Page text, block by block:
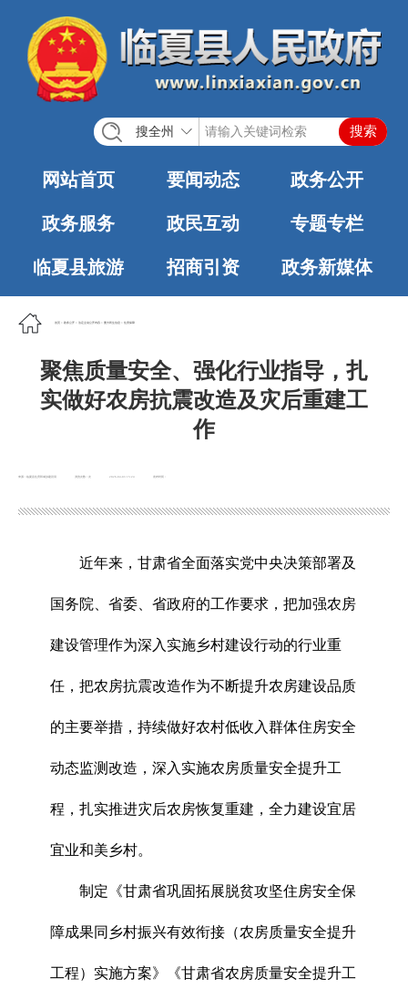
搜全州
网站首页 要闻动态 政务公开
政务服务 政民互动 专题专栏
临夏县旅游 招商引资 政务新媒体
首页 政务公开 法定主动公开内容 重大民生信息 住房保障
聚焦质量安全、强化行业指导，扎
实做好农房抗震改造及灾后重建工
作
浏览次数： 发布时间：
2026-04-03 15:24
近年来，甘肃省全面落实党中央决策部署及
国务院、省委、省政府的工作要求，把加强农房
建设管理作为深入实施乡村建设行动的行业重
任，把农房抗震改造作为不断提升农房建设品质
的主要举措，持续做好农村低收入群体住房安全
动态监测改造，深入实施农房质量安全提升工
程，扎实推进灾后农房恢复重建，全力建设宜居
宜业和美乡村。
制定《甘肃省巩固拓展脱贫攻坚住房安全保
障成果同乡村振兴有效衔接（农房质量安全提升
工程）实施方案》《甘肃省农房质量安全提升工